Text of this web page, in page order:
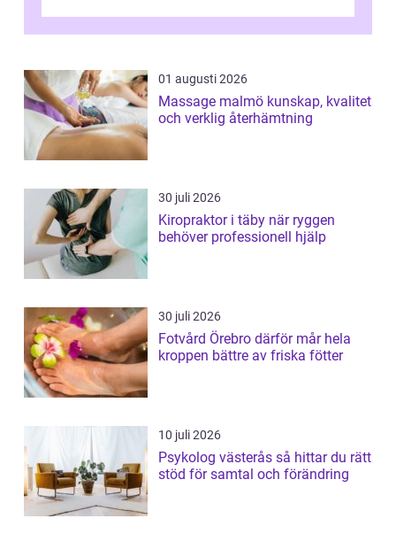
nervsys...
01 augusti 2026
Massage malmö kunskap, kvalitet
och verklig återhämtning
30 juli 2026
Kiropraktor i täby när ryggen
behöver professionell hjälp
30 juli 2026
Fotvård Örebro därför mår hela
kroppen bättre av friska fötter
10 juli 2026
Psykolog västerås så hittar du rätt
stöd för samtal och förändring